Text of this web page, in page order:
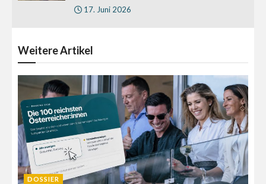
17. Juni 2026
WeitereArtikel
DOSSIER